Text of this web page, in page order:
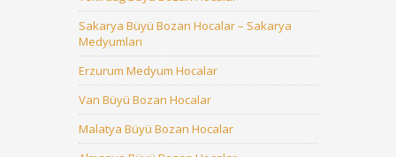
Sakarya Büyü Bozan Hocalar – Sakarya
Medyumları
Erzurum Medyum Hocalar
Van Büyü Bozan Hocalar
Malatya Büyü Bozan Hocalar